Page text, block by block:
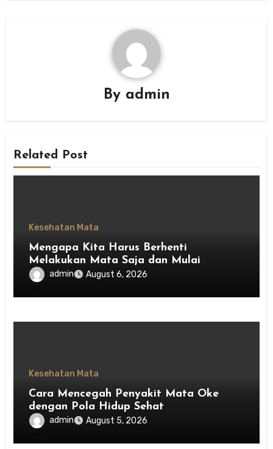
By admin
Related Post
Kesehatan Mata
Mengapa Kita Harus Berhenti
Melakukan Mata Saja dan Mulai
Menghargai Privasi Orang Lain
admin August 6, 2026
Kesehatan Mata
Cara Mencegah Penyakit Mata Oke
dengan Pola Hidup Sehat
admin August 5, 2026